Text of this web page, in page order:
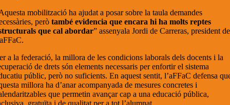
mobilització ha ajudat a posar sobre la taula demandes
peròtambé evidencia que encara hi ha molts reptes
que cal abordar” assenyala Jordi de Carreras, president de
a la federació, la millora de les condicions laborals dels docents i la
de drets són elements necessaris per enfortir el sistema
públic, però no suficients. En aquest sentit, l’aFFaC defensa
millora ha d’anar acompanyada de mesures concretes i
que permetin avançar cap a una educació pública,
gratuïta i de qualitat per a tot l’alumnat.